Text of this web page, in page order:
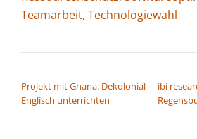
Teamarbeit, Technologiewahl
Projekt mit Ghana: Dekolonial
E⁠n⁠g⁠l⁠i⁠s⁠c⁠h⁠ unterrichten
ibi